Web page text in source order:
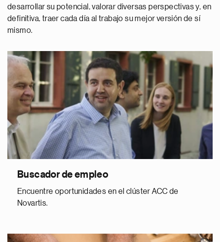
desarrollar su potencial, valorar diversas perspectivas y, en
definitiva, traer cada día al trabajo su mejor versión de sí
mismo.
Buscador de empleo
Encuentre oportunidades en el clúster ACC de
Novartis.